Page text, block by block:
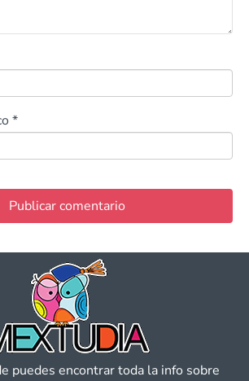
*
puedes encontrar toda la info sobre